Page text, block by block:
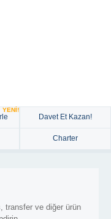
YENİ!
Davet Et Kazan!
Charter
transfer ve diğer ürün